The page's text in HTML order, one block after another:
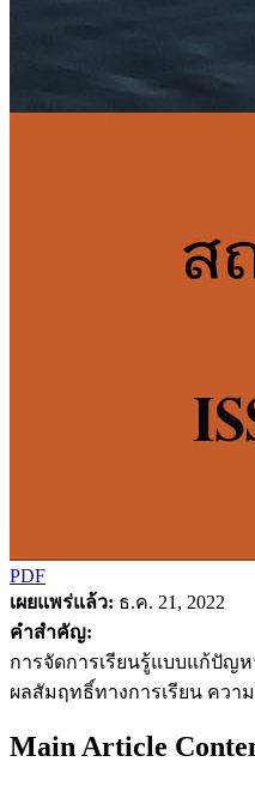
PDF
เผยแพร่แล้ว: ธ.ค. 21, 2022
คำสำคัญ:
การจัดการเรียนรู้แบบแก้ปัญ
ผลสัมฤทธิ์ทางการเรียน ควา
Main Article